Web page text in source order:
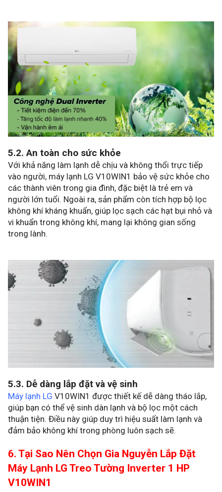
5.2. An toàn cho sức khỏe
Với khả năng làm lạnh dễ chịu và không thổi trực tiếp
vào người, máy lạnh LG V10WIN1 bảo vệ sức khỏe cho
các thành viên trong gia đình, đặc biệt là trẻ em và
người lớn tuổi. Ngoài ra, sản phẩm còn tích hợp bộ lọc
không khí kháng khuẩn, giúp lọc sạch các hạt bụi nhỏ và
vi khuẩn trong không khí, mang lại không gian sống
trong lành.
5.3. Dễ dàng lắp đặt và vệ sinh
Máy lạnh LG V10WIN1 được thiết kế dễ dàng tháo lắp,
giúp bạn có thể vệ sinh dàn lạnh và bộ lọc một cách
thuận tiện. Điều này giúp duy trì hiệu suất làm lạnh và
đảm bảo không khí trong phòng luôn sạch sẽ.
6. Tại Sao Nên Chọn Gia Nguyễn Lắp Đặt
Máy Lạnh LG Treo Tường Inverter 1 HP
V10WIN1